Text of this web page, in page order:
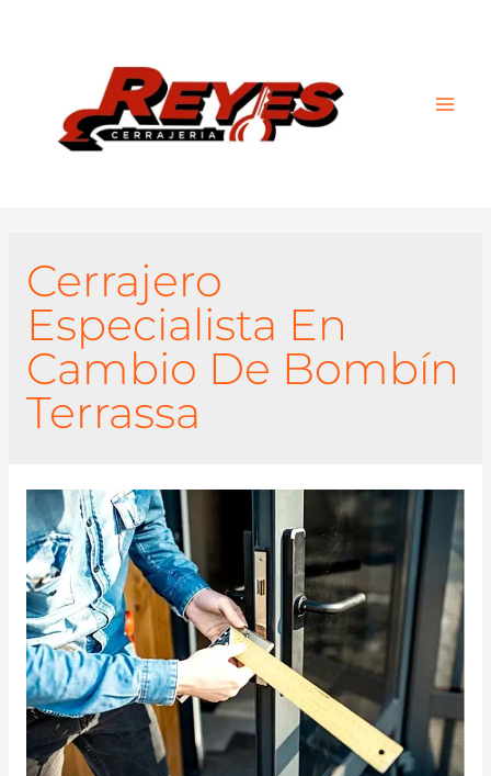
Cerrajero
Especialista En
Cambio De Bombín
Terrassa